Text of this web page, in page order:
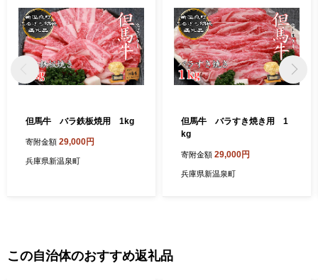
但馬牛 バラ鉄板焼用 1kg
寄附金額 29,000円
兵庫県新温泉町
但馬牛 バラすき焼き用 1
kg
寄附金額 29,000円
兵庫県新温泉町
この自治体のおすすめ返礼品